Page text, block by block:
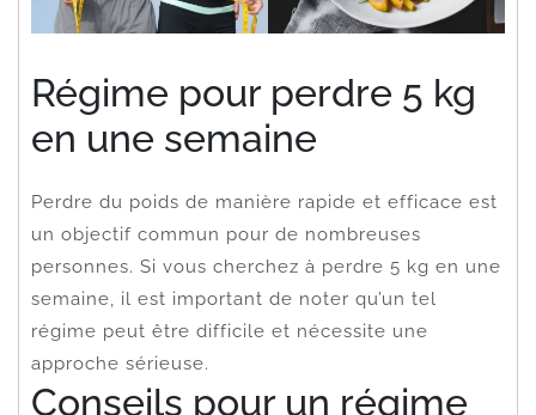
Régime pour perdre 5 kg
en une semaine
Perdre du poids de manière rapide et efficace est
un objectif commun pour de nombreuses
personnes. Si vous cherchez à perdre 5 kg en une
semaine, il est important de noter qu’un tel
régime peut être difficile et nécessite une
approche sérieuse.
Conseils pour un régime